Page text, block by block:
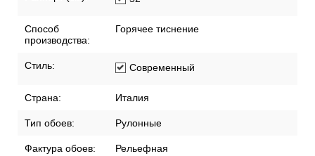
Способ
производства:
Горячее тиснение
Стиль: Современный
Страна: Италия
Тип обоев: Рулонные
Фактура обоев: Рельефная